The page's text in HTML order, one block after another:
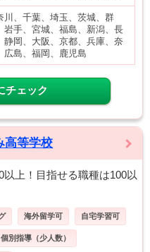
川、千葉、埼玉、茨城、群
岩手、宮城、福島、新潟、長
静岡、大阪、京都、兵庫、奈
広島、福岡、鹿児島
チェック
高等学校
以上！目指せる職種は100以
海外留学可 自宅学習可
個別指導（少人数）